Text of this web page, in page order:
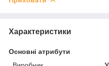
Характеристики
Основні атрибути